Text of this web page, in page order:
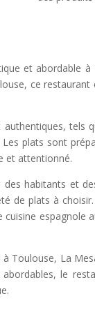
et abordable à
ce restaurant
tels
plats sont
et attentionné.
habitants et
de plats à
cuisine espagnole
à Toulouse, La
le